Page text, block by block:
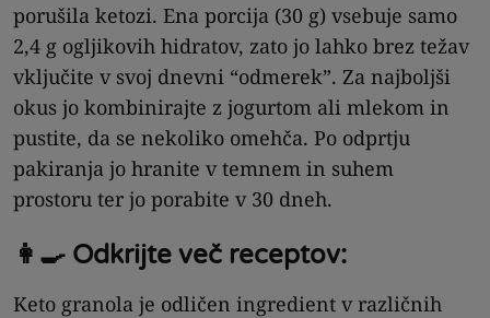
porušila ketozi. Ena porcija (30 g) vsebuje samo
2,4 g ogljikovih hidratov, zato jo lahko brez težav
vključite v svoj dnevni “odmerek”. Za najboljši
okus jo kombinirajte z jogurtom ali mlekom in
pustite, da se nekoliko omehča. Po odprtju
pakiranja jo hranite v temnem in suhem
prostoru ter jo porabite v 30 dneh.
👩‍🍳 Odkrijte več receptov:
Keto granola je odličen ingredient v različnih